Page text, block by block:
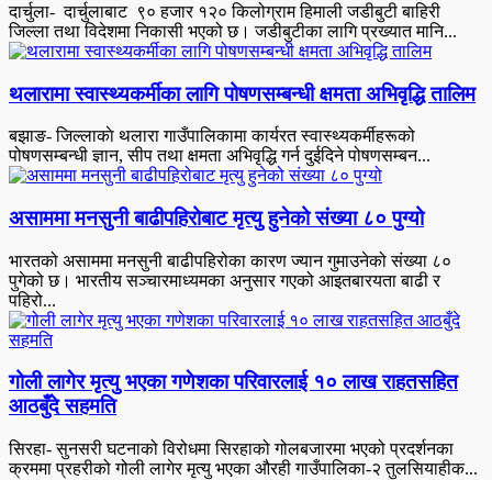
दार्चुला- दार्चुलाबाट ९० हजार १२० किलोग्राम हिमाली जडीबुटी बाहिरी
जिल्ला तथा विदेशमा निकासी भएको छ। जडीबुटीका लागि प्रख्यात मानि...
थलारामा स्वास्थ्यकर्मीका लागि पोषणसम्बन्धी क्षमता अभिवृद्धि तालिम
बझाङ- जिल्लाकाे थलारा गाउँपालिकामा कार्यरत स्वास्थ्यकर्मीहरूको
पोषणसम्बन्धी ज्ञान, सीप तथा क्षमता अभिवृद्धि गर्न दुईदिने पोषणसम्बन...
असाममा मनसुनी बाढीपहिरोबाट मृत्यु हुनेको संख्या ८० पुग्यो
भारतको असाममा मनसुनी बाढीपहिरोका कारण ज्यान गुमाउनेको संख्या ८०
पुगेको छ। भारतीय सञ्चारमाध्यमका अनुसार गएको आइतबारयता बाढी र
पहिरो...
गोली लागेर मृत्यु भएका गणेशका परिवारलाई १० लाख राहतसहित
आठबुँदे सहमति
सिरहा- सुनसरी घटनाको विरोधमा सिरहाको गोलबजारमा भएको प्रदर्शनका
क्रममा प्रहरीको गोली लागेर मृत्यु भएका औरही गाउँपालिका-२ तुलसियाहीक...